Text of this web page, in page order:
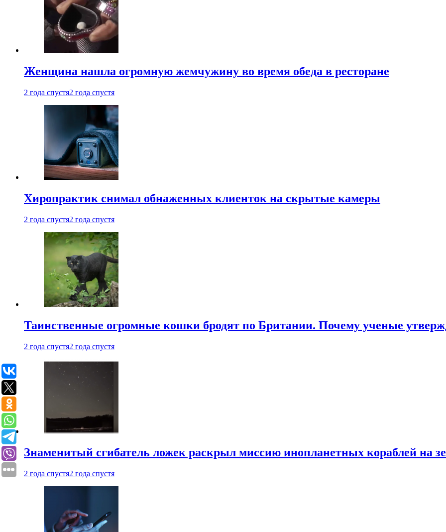
Женщина нашла огромную жемчужину во время обеда в ресторане
2 года спустя2 года спустя
Хиропрактик снимал обнаженных клиенток на скрытые камеры
2 года спустя2 года спустя
Таинственные огромные кошки бродят по Британии. Почему ученые
2 года спустя2 года спустя
Знаменитый сгибатель ложек раскрыл миссию инопланетных кораблей на
2 года спустя2 года спустя